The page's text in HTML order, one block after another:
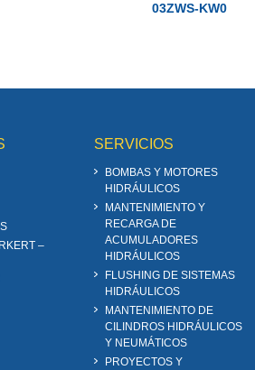
03ZWS-KW0
–
SERVICIOS
BOMBAS Y MOTORES
HIDRÁULICOS
MANTENIMIENTO Y
RECARGA DE
ACUMULADORES
HIDRÁULICOS
FLUSHING DE SISTEMAS
HIDRÁULICOS
MANTENIMIENTO DE
CILINDROS HIDRÁULICOS
Y NEUMÁTICOS
PROYECTOS Y